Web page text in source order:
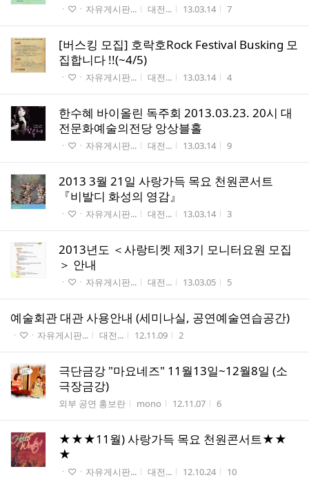
게시판명
ㆍ♡ㆍ자유게시판... 작성자
대전... 작성시간
13.03.14 조회수
7
[버스킹 모집] 호락호Rock Festival Busking 모
집합니다 !!(~4/5)
게시판명
ㆍ♡ㆍ자유게시판... 작성자
대전... 작성시간
13.03.14 조회수
4
한수혜 바이올린 독주회 2013.03.23. 20시 대
전문화예술의전당 앙상블홀
게시판명
ㆍ♡ㆍ자유게시판... 작성자
대전... 작성시간
13.03.14 조회수
9
2013 3월 21일 사랑가득 목요 천원콘서트
『비발디 화성의 영감』
게시판명
ㆍ♡ㆍ자유게시판... 작성자
대전... 작성시간
13.03.14 조회수
3
2013년도 ＜사랑티켓 제3기 모니터요원 모집
＞ 안내
게시판명
ㆍ♡ㆍ자유게시판... 작성자
대전... 작성시간
13.03.05 조회수
5
예술회관 대관 사용안내 (세미나실, 공연예술연습공간)
게시판명
ㆍ♡ㆍ자유게시판... 작성자
대전... 작성시간
12.11.09 조회수
2
극단금강 "마요네즈" 11월13일~12월8일 (소
극장금강)
게시판명
외부 공연 홍보란 작성자
mono 작성시간
12.11.07 조회수
6
★★★11월) 사랑가득 목요 천원콘서트★★
★
게시판명
ㆍ♡ㆍ자유게시판... 작성자
대전... 작성시간
12.10.24 조회수
10